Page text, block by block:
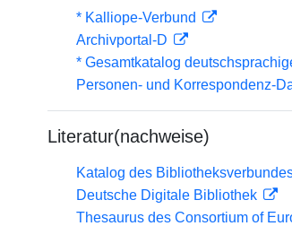
* Kalliope-Verbund
Archivportal-D
* Gesamtkatalog
Personen- und Korrespondenz-
Literatur(nachweise)
Katalog des
Deutsche Digitale Bibliothek
Thesaurus des Consortium of